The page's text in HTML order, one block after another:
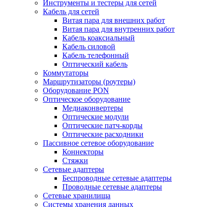
Инструменты и тестеры для сетей
Кабель для сетей
Витая пара для внешних работ
Витая пара для внутренних работ
Кабель коаксиальный
Кабель силовой
Кабель телефонный
Оптический кабель
Коммутаторы
Маршрутизаторы (роутеры)
Оборудование PON
Оптическое оборудование
Медиаконвертеры
Оптические модули
Оптические патч-корды
Оптические расходники
Пассивное сетевое оборудование
Коннекторы
Стяжки
Сетевые адаптеры
Беспроводные сетевые адаптеры
Проводные сетевые адаптеры
Сетевые хранилища
Системы хранения данных